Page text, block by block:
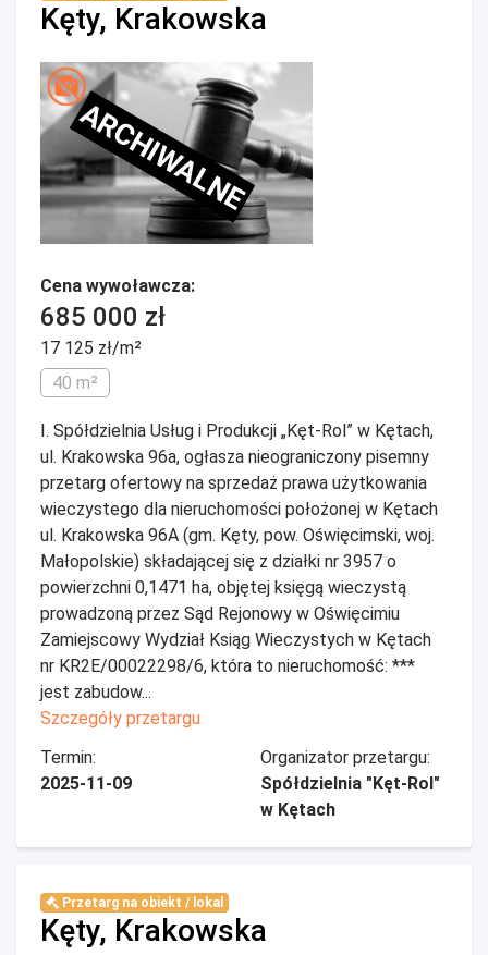
Kęty, Krakowska
ARCHIWALNE
Cena wywoławcza:
685 000 zł
17 125 zł/m²
40 m²
I. Spółdzielnia Usług i Produkcji „Kęt-Rol” w Kętach,
ul. Krakowska 96a, ogłasza nieograniczony pisemny
przetarg ofertowy na sprzedaż prawa użytkowania
wieczystego dla nieruchomości położonej w Kętach
ul. Krakowska 96A (gm. Kęty, pow. Oświęcimski, woj.
Małopolskie) składającej się z działki nr 3957 o
powierzchni 0,1471 ha, objętej księgą wieczystą
prowadzoną przez Sąd Rejonowy w Oświęcimiu
Zamiejscowy Wydział Ksiąg Wieczystych w Kętach
nr KR2E/00022298/6, która to nieruchomość: ***
jest zabudow...
Szczegóły przetargu
Termin:
2025-11-09
Organizator przetargu:
Spółdzielnia "Kęt-Rol"
w Kętach
Przetarg na obiekt / lokal
Kęty, Krakowska